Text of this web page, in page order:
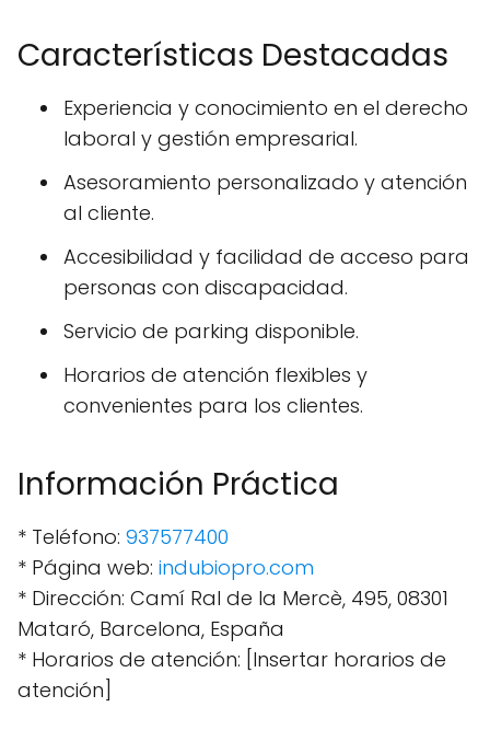
Características Destacadas
Experiencia y conocimiento en el derecho
laboral y gestión empresarial.
Asesoramiento personalizado y atención
al cliente.
Accesibilidad y facilidad de acceso para
personas con discapacidad.
Servicio de parking disponible.
Horarios de atención flexibles y
convenientes para los clientes.
Información Práctica
* Teléfono: 937577400
* Página web: indubiopro.com
* Dirección: Camí Ral de la Mercè, 495, 08301
Mataró, Barcelona, España
* Horarios de atención: [Insertar horarios de
atención]